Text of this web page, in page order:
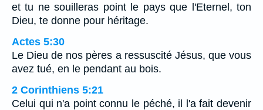
et tu ne souilleras point le pays que l'Eternel, ton
Dieu, te donne pour héritage.
Actes 5:30
Le Dieu de nos pères a ressuscité Jésus, que vous
avez tué, en le pendant au bois.
2 Corinthiens 5:21
Celui qui n'a point connu le péché, il l'a fait devenir